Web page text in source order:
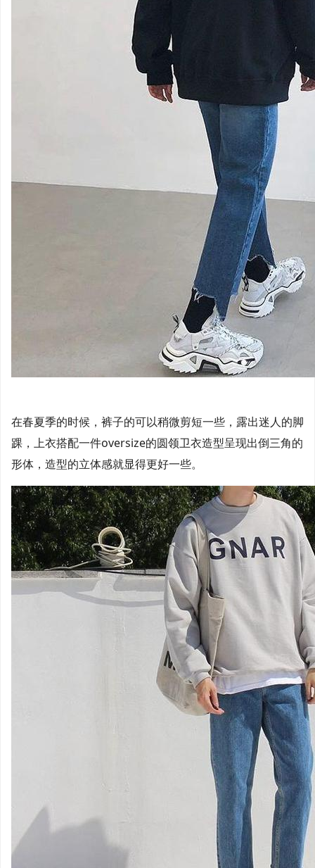
在春夏季的时候，裤子的可以稍微剪短一些，露出迷人的脚
踝，上衣搭配一件oversize的圆领卫衣造型呈现出倒三角的
形体，造型的立体感就显得更好一些。